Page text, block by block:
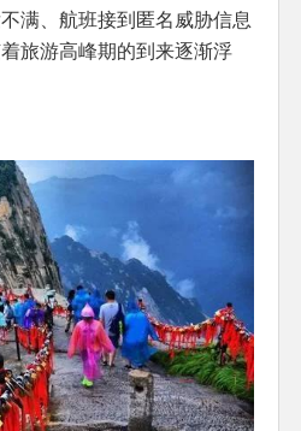
满、航班接到匿名威胁信息
旅游高峰期的到来逐渐浮